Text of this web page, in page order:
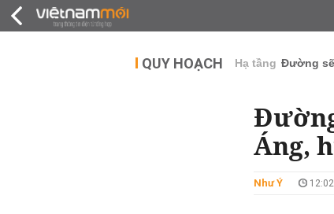
QUY HOẠCH Hạ tầng Đường
Áng,
Như Ý